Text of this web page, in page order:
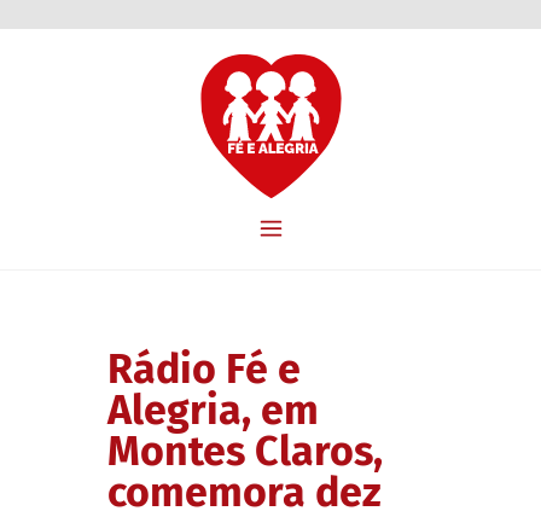
Rádio Fé e
Alegria, em
Montes Claros,
comemora dez